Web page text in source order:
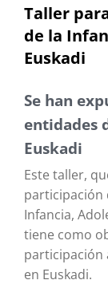
Taller
de la
Euskadi
Se han
entidades
Euskadi
Este taller,
participación
Infancia,
tiene como
participación
en Euskadi.